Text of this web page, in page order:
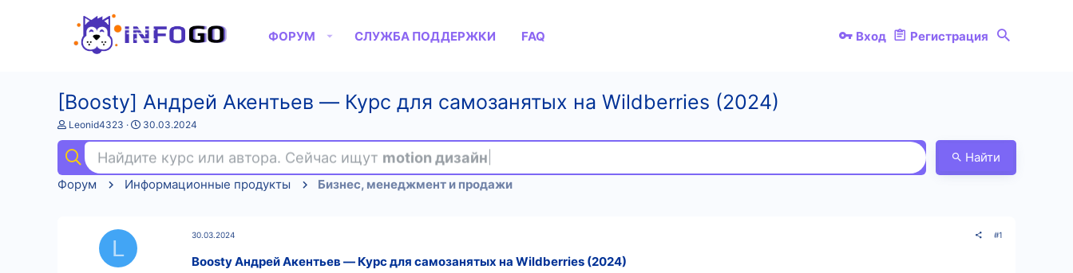
ФОРУМ СЛУЖБА ПОДДЕРЖКИ FAQ Вход Регистрация
[Boosty] Андрей Акентьев ― Курс для самозанятых на Wildberries (2024)
А
т
о
р
т
Leonid4323
Д
а
н
а
30.03.2024
Найдите курс или автора. Сейчас ищут motion дизайн
Найти
Форум
Информационные продукты Бизнес, менеджмент и продажи
L
30.03.2024 #1
Boosty Андрей Акентьев ― Курс для самозанятых на Wildberries (2024)